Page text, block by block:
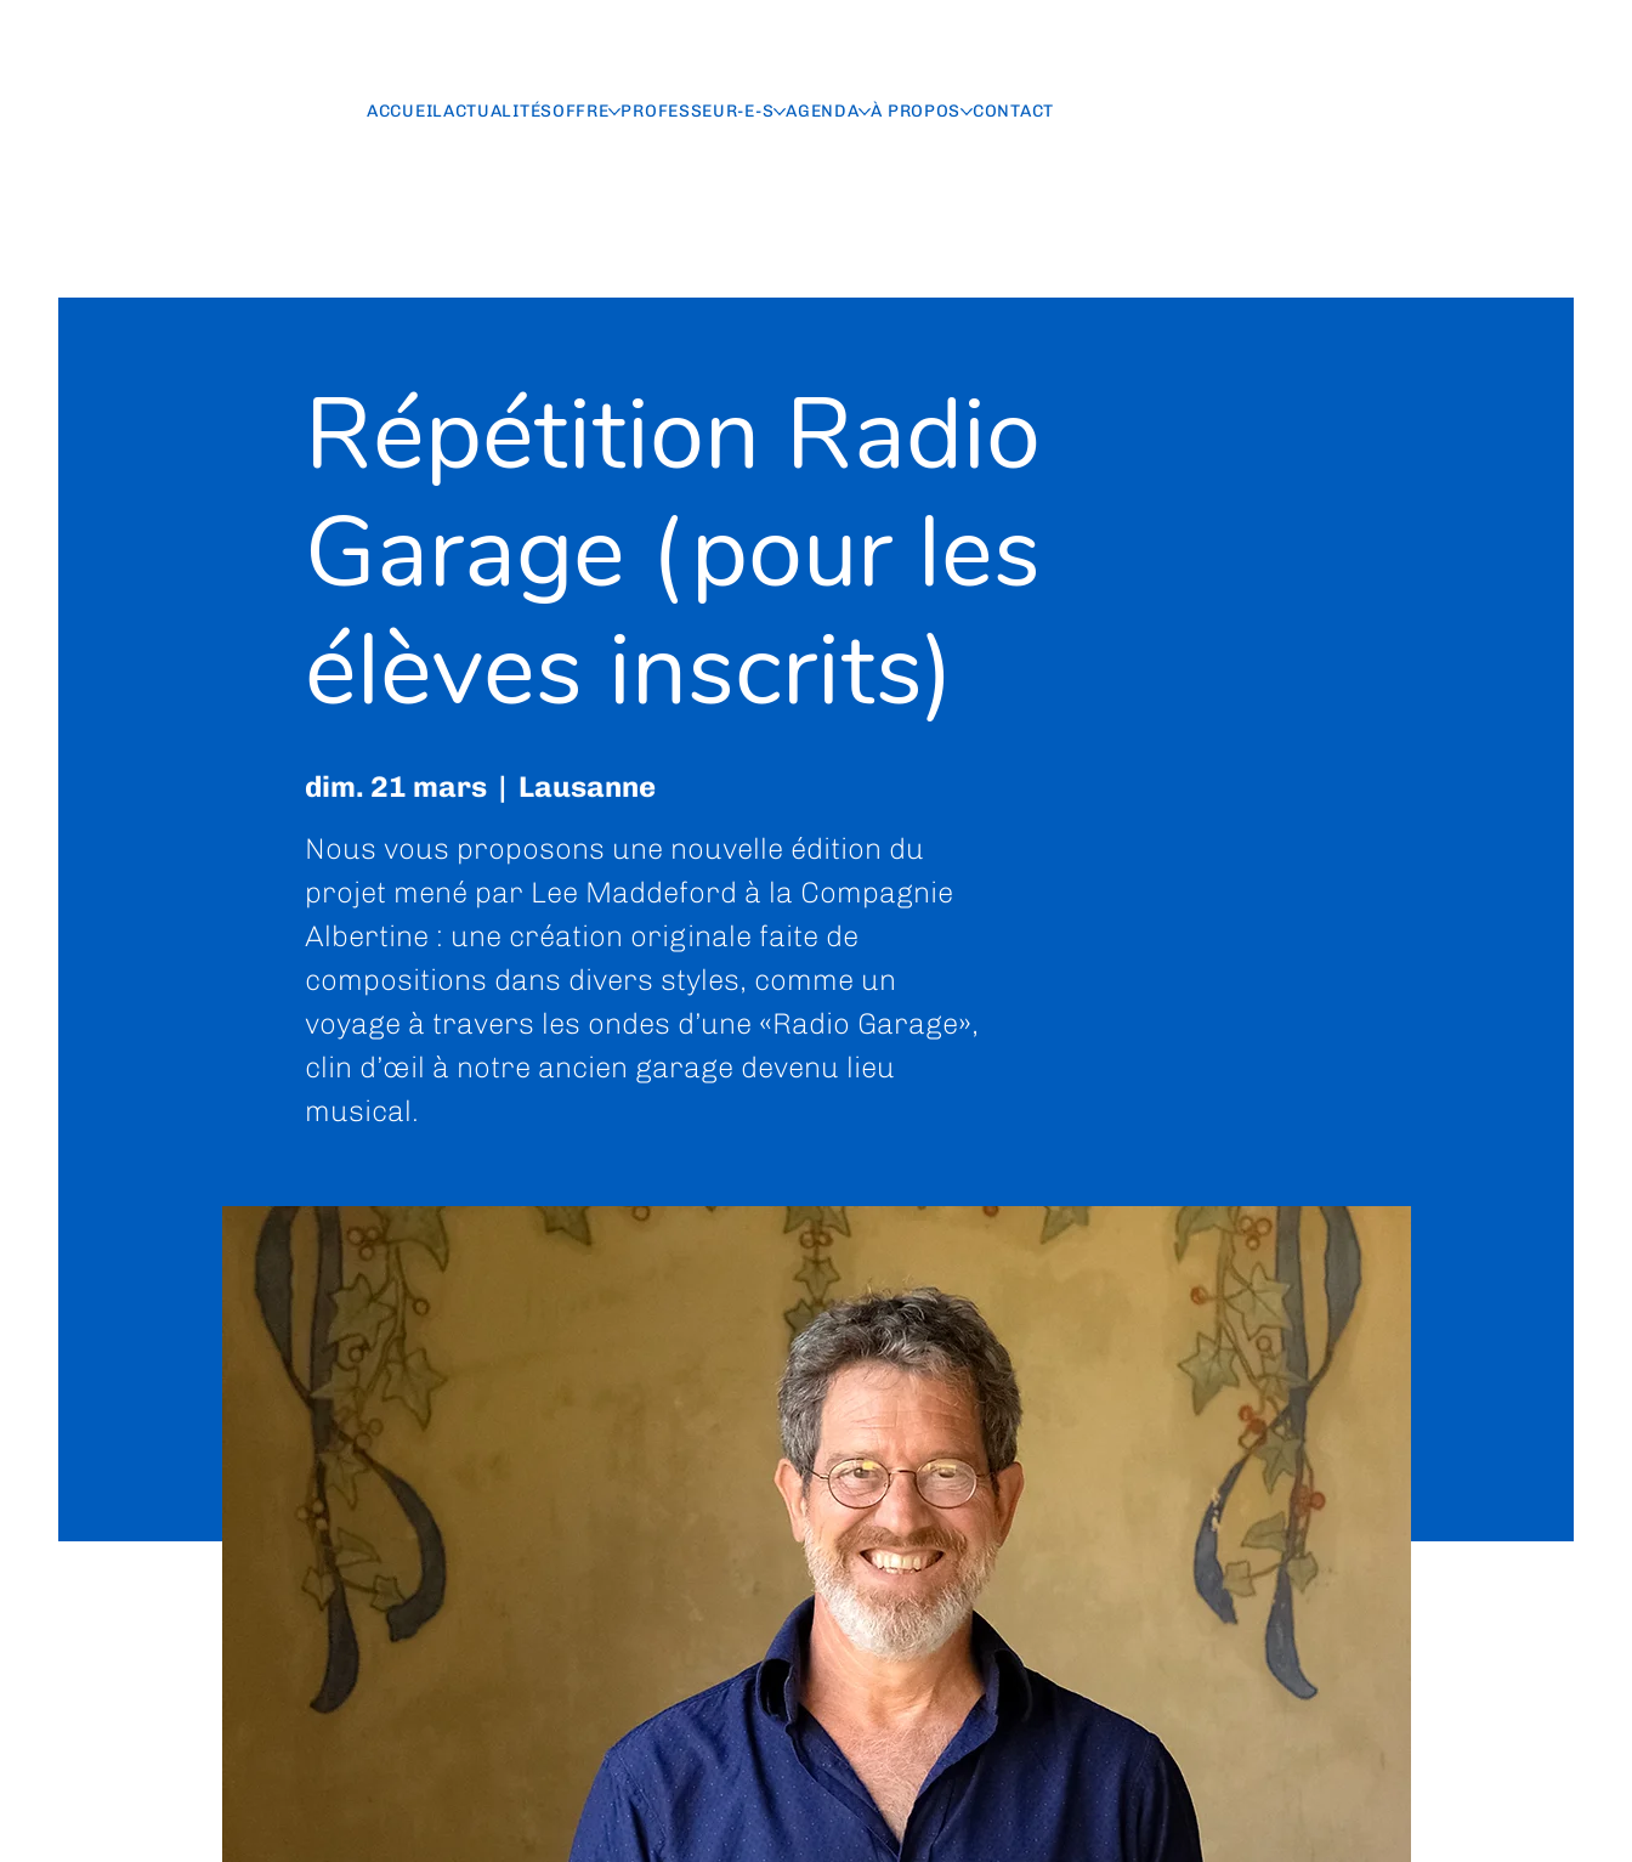
ACCUEILACTUALITÉSOFFRE PROFESSEUR-E-S AGENDA À PROPOS CONTACT
Répétition Radio
Garage (pour les
élèves inscrits)
dim. 21 mars
  |
Lausanne
Nous vous proposons une nouvelle édition du
projet mené par Lee Maddeford à la Compagnie
Albertine : une création originale faite de
compositions dans divers styles, comme un
voyage à travers les ondes d’une «Radio Garage»,
clin d’œil à notre ancien garage devenu lieu
musical.